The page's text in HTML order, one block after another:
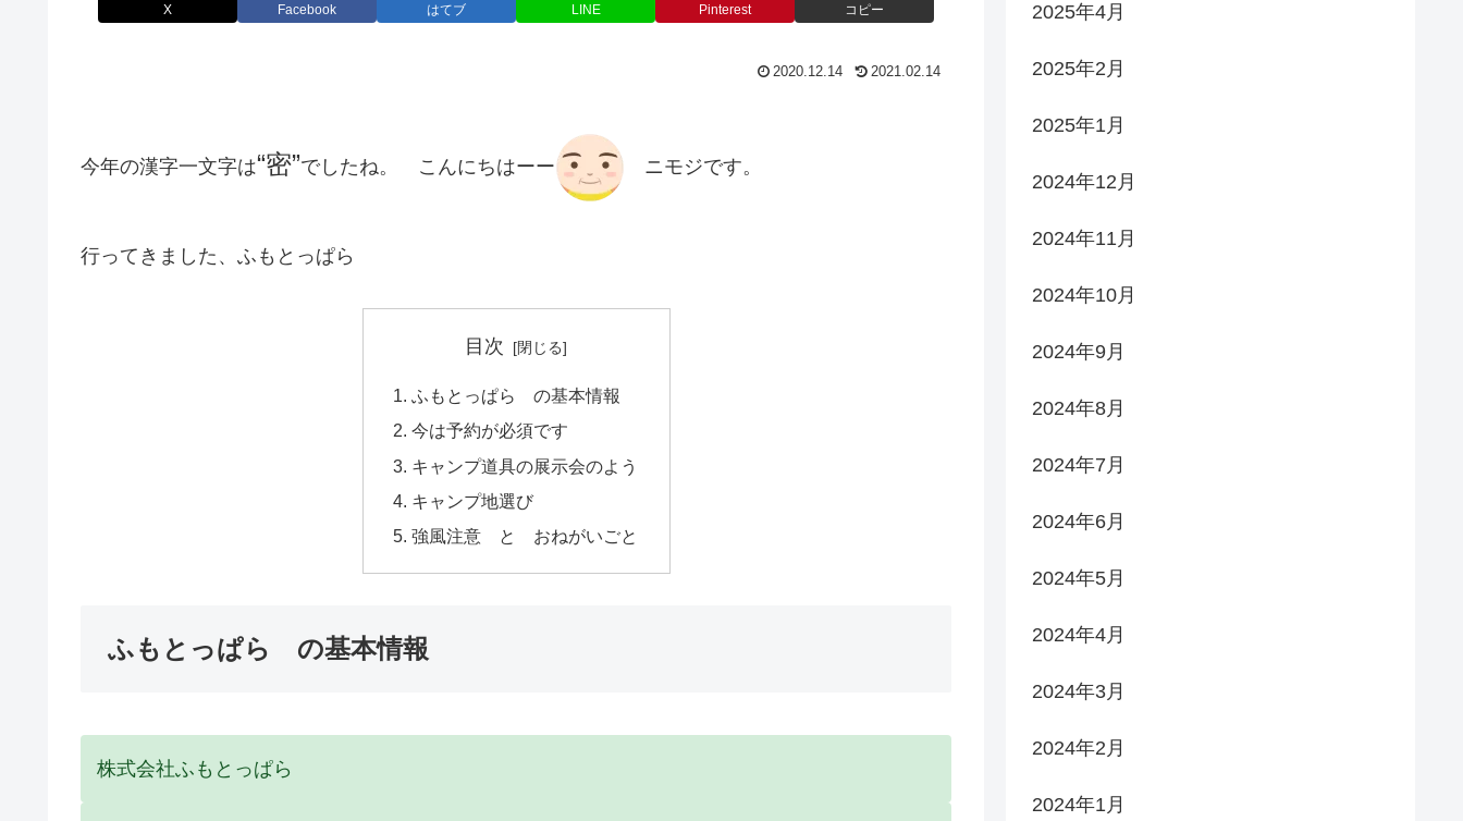
X Facebook はてブ LINE Pinterest コピー
2020.12.14 2021.02.14
今年の漢字一文字は“密”でしたね。 こんにちはーー ニモジです。
行ってきました、ふもとっぱら
目次
ふもとっぱら の基本情報
今は予約が必須です
キャンプ道具の展示会のよう
キャンプ地選び
強風注意 と おねがいごと
ふもとっぱら の基本情報
株式会社ふもとっぱら
2025年4月
2025年2月
2025年1月
2024年12月
2024年11月
2024年10月
2024年9月
2024年8月
2024年7月
2024年6月
2024年5月
2024年4月
2024年3月
2024年2月
2024年1月